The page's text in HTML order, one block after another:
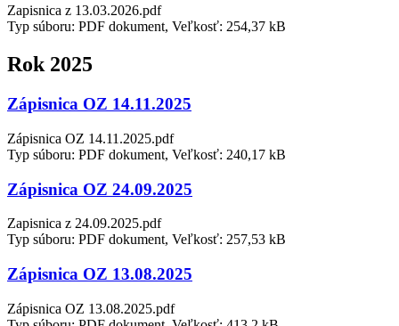
Zapisnica z 13.03.2026.pdf
Typ súboru: PDF dokument, Veľkosť: 254,37 kB
Rok 2025
Zápisnica OZ 14.11.2025
Zápisnica OZ 14.11.2025.pdf
Typ súboru: PDF dokument, Veľkosť: 240,17 kB
Zápisnica OZ 24.09.2025
Zapisnica z 24.09.2025.pdf
Typ súboru: PDF dokument, Veľkosť: 257,53 kB
Zápisnica OZ 13.08.2025
Zápisnica OZ 13.08.2025.pdf